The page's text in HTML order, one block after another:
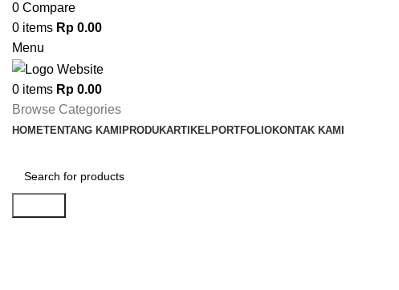
0 Compare
0 items Rp 0.00
Menu
0 items Rp 0.00
Browse Categories
HOMETENTANG KAMIPRODUKARTIKELPORTFOLIOKONTAK KAMI